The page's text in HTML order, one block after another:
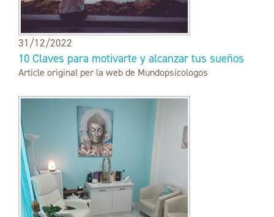
31/12/2022
10 Claves para motivarte y alcanzar tus sueños
Article original per la web de Mundopsicologos